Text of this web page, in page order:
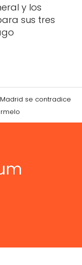
y los
sus tres
se contradice